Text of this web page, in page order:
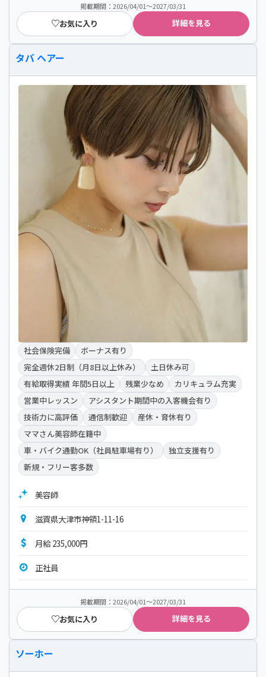
掲載期間：2026/04/01～2027/03/31
お気に入り 詳細を見る
タバ ヘアー
社会保険完備
ボーナス有り
完全週休2日制（月8日以上休み）
土日休み可
有給取得実績 年間5日以上
残業少なめ
カリキュラム充実
営業中レッスン
アシスタント期間中の入客機会有り
技術力に高評価
通信制歓迎
産休・育休有り
ママさん美容師在籍中
車・バイク通勤OK（社員駐車場有り）
独立支援有り
新規・フリー客多数
美容師
滋賀県大津市神領1-11-16
月給 235,000円
正社員
掲載期間：2026/04/01～2027/03/31
お気に入り 詳細を見る
ソーホー